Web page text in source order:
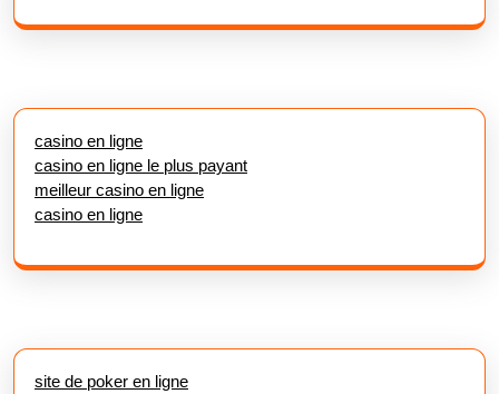
casino en ligne
casino en ligne le plus payant
meilleur casino en ligne
casino en ligne
site de poker en ligne